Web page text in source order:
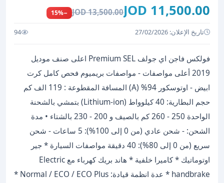
11,500.00 JOD
13,500.00 JOD
−15%
تاريخ الإعلان: 27/02/2026 94
فولكس فاجن اي جولف Premium SEL اعلى صنف موديل
2019 أعلى مواصفات - مواصفات بريميوم فحص كامل كرت
ابيض - اوتوسكور 94% (A) المسافة المقطوعة : 119 الف كم
حجم البطارية: 40 كيلوواط (Lithium-ion) بتمشي بالشحنة
الواحدة 250 - 260 كم بالصيف و 200 - 230 بالشتاء • مدة
الشحن: - شحن عادي (من 0 إلى 100%): 5 ساعات - شحن
سريع (من 0 إلى 80%): 40 دقيقة مواصفات السيارة * جير
اوتوماتيك * كاميرا خلفية * هاند بريك كهرباء مع Electric
handbrake * عدة انظمة قيادة: Normal / ECO / ECO Plus *